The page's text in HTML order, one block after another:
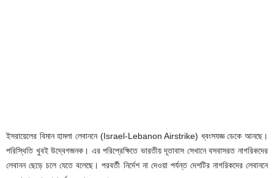
ইসরায়েলের বিমান হামলা লেবাননে (Israel-Lebanon Airstrike) ধ্বংসযজ্ঞ ডেকে আনছে।
পরিস্থিতি খুবই উদ্বেগজনক। এর পরিপ্রেক্ষিতে ভারতীয় দূতাবাস সেখানে বসবাসরত নাগরিকদের
লেবানন ছেড়ে চলে যেতে বলেছে। পরবর্তী নির্দেশ না দেওয়া পর্যন্ত দেশটির নাগরিকদের লেবাননে